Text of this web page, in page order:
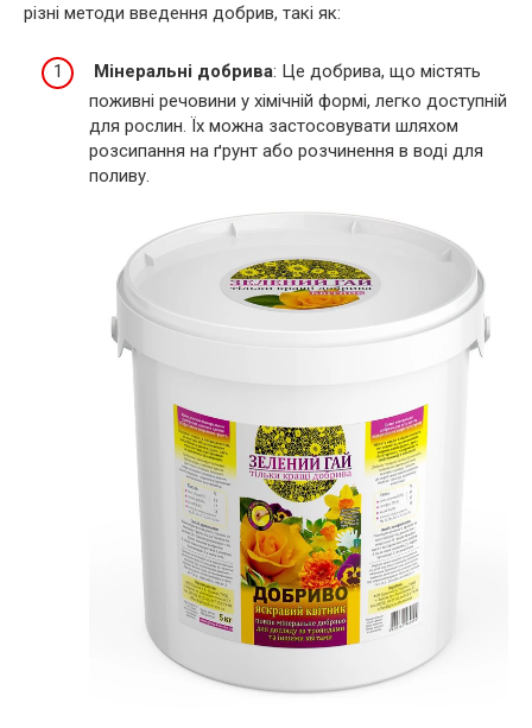
різні методи введення добрив, такі як:
Мінеральні добрива: Це добрива, що містять
поживні речовини у хімічній формі, легко доступній
для рослин. Їх можна застосовувати шляхом
розсипання на ґрунт або розчинення в воді для
поливу.